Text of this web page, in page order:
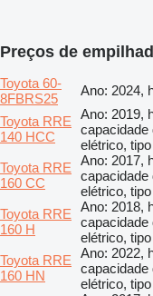
Preços de
Toyota 60-
8FBRS25
Ano: 2024,
Toyota RRE
140 HCC
Ano: 2019,
capacidade
elétrico,
Toyota RRE
160 CC
Ano: 2017,
capacidade
elétrico,
Toyota RRE
160 H
Ano: 2018,
capacidade
elétrico,
Toyota RRE
160 HN
Ano: 2022,
capacidade
elétrico,